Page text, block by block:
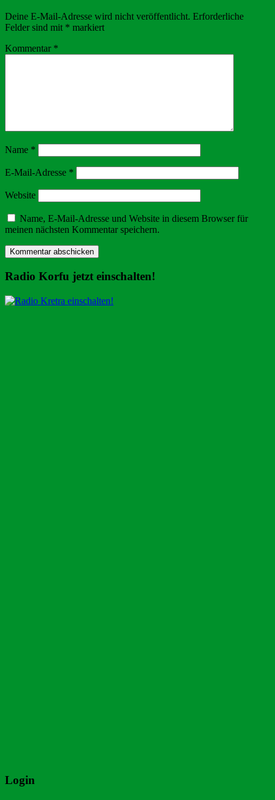
Deine E-Mail-Adresse wird nicht veröffentlicht. Erforderliche
Felder sind mit * markiert
Kommentar *
Name *
E-Mail-Adresse *
Website
Name, E-Mail-Adresse und Website in diesem Browser für
meinen nächsten Kommentar speichern.
Radio Korfu jetzt einschalten!
Login